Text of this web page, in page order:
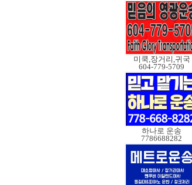
미쿡,장거리,귀국
604-779-5709
하나로 운송
7786688282